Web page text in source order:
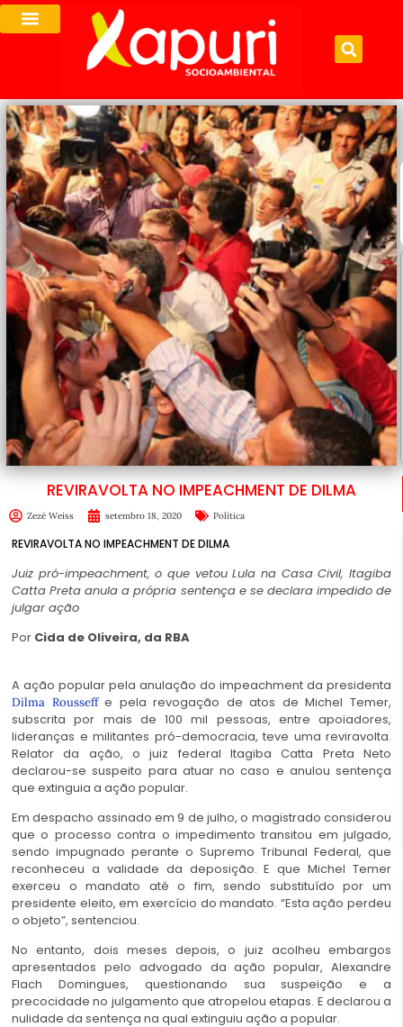
REVIRAVOLTA NO IMPEACHMENT DE DILMA
Zezé Weiss setembro 18, 2020 Política
REVIRAVOLTA NO IMPEACHMENT DE DILMA
Juiz pró-impeachment, o que vetou Lula na Casa Civil, Itagiba
Catta Preta anula a própria sentença e se declara impedido de
julgar ação
Por Cida de Oliveira, da RBA
A ação popular pela anulação do impeachment da presidenta
Dilma Rousseffe pela revogação de atos de Michel Temer,
subscrita por mais de 100 mil pessoas, entre apoiadores,
lideranças e militantes pró-democracia, teve uma reviravolta.
Relator da ação, o juiz federal Itagiba Catta Preta Neto
declarou-se suspeito para atuar no caso e anulou sentença
que extinguia a ação popular.
Em despacho assinado em 9 de julho, o magistrado considerou
que o processo contra o impedimento transitou em julgado,
sendo impugnado perante o Supremo Tribunal Federal, que
reconheceu a validade da deposição. E que Michel Temer
exerceu o mandato até o fim, sendo substituído por um
presidente eleito, em exercício do mandato. “Esta ação perdeu
o objeto”, sentenciou.
No entanto, dois meses depois, o juiz acolheu embargos
apresentados pelo advogado da ação popular, Alexandre
Flach Domingues, questionando sua suspeição e a
precocidade no julgamento que atropelou etapas. E declarou a
nulidade da sentença na qual extinguiu ação a popular.